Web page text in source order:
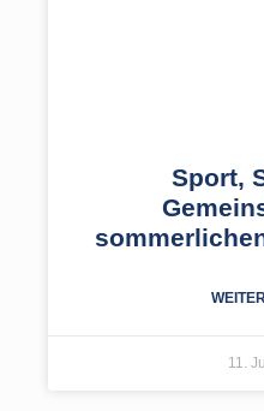
Sport,
11.